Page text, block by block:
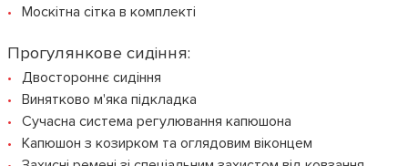
Москітна сітка в комплекті
Прогулянкове сидіння:
Двостороннє сидіння
Винятково м'яка підкладка
Сучасна система регулювання капюшона
Капюшон з козирком та оглядовим віконцем